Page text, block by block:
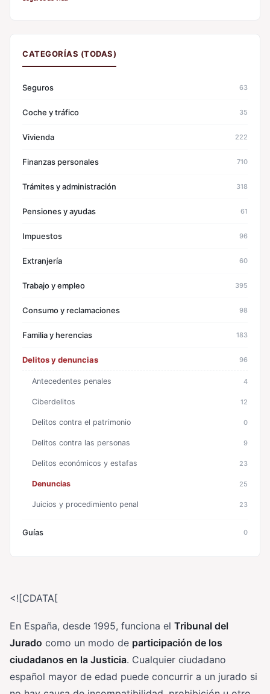
CATEGORÍAS (TODAS)
Seguros 63
Coche y tráfico 35
Vivienda 222
Finanzas personales 710
Trámites y administración 318
Pensiones y ayudas 61
Impuestos 96
Extranjería 60
Trabajo y empleo 395
Consumo y reclamaciones 98
Familia y herencias 183
Delitos y denuncias 96
Antecedentes penales 4
Ciberdelitos 12
Delitos contra el patrimonio 0
Delitos contra las personas 9
Delitos económicos y estafas 23
Denuncias 25
Juicios y procedimiento penal 23
Guías 0
<![CDATA[
En España, desde 1995, funciona el Tribunal del
Jurado como un modo de participación de los
ciudadanos en la Justicia. Cualquier ciudadano
español mayor de edad puede concurrir a un jurado si